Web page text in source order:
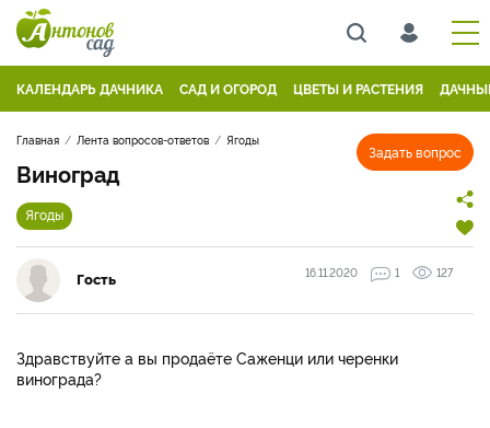
КАЛЕНДАРЬ ДАЧНИКА САД И ОГОРОД ЦВЕТЫ И РАСТЕНИЯ
Задать вопрос
Главная Лента вопросов-ответов Ягоды
Виноград
Ягоды
Гость 16.11.2020 1 127
Здравствуйте а вы продаёте Саженци или черенки
винограда?